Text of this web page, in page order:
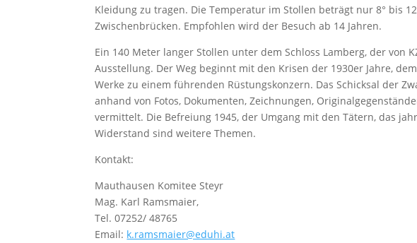
Kleidung zu tragen. Die Temperatur im Stollen beträgt nur 8° bis
Zwischenbrücken. Empfohlen wird der Besuch ab 14 Jahren.
Ein 140 Meter langer Stollen unter dem Schloss Lamberg, der von
Ausstellung. Der Weg beginnt mit den Krisen der 1930er Jahre,
Werke zu einem führenden Rüstungskonzern. Das Schicksal der
anhand von Fotos, Dokumenten, Zeichnungen,
vermittelt. Die Befreiung 1945, der Umgang mit den Tätern, das
Widerstand sind weitere Themen.
Kontakt:
Mauthausen Komitee Steyr
Mag. Karl Ramsmaier,
Tel. 07252/ 48765
Email: k.ramsmaier@eduhi.at